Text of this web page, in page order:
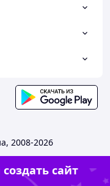
2008-2026
сайт